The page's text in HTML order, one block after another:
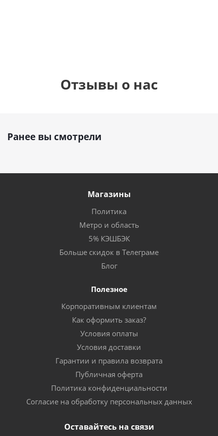
Отзывы о нас
Ранее вы смотрели
Магазины
Политика
Метро и область
5% КЭШБЭК
Больше скидок в Телеграме
Блог
Полезное
Корпоративным клиентам
Как оформить заказ?
Условия оплаты
Условия доставки
Гарантии и правила возврата
Публичная оферта
Политика конфиденциальности
Согласие на обработку персональных данных
Оставайтесь на связи